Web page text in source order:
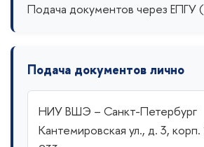
Подача документов через ЕПГУ
Подача документов лично
НИУ ВШЭ – Санкт-Петербург
Кантемировская ул., д. 3,